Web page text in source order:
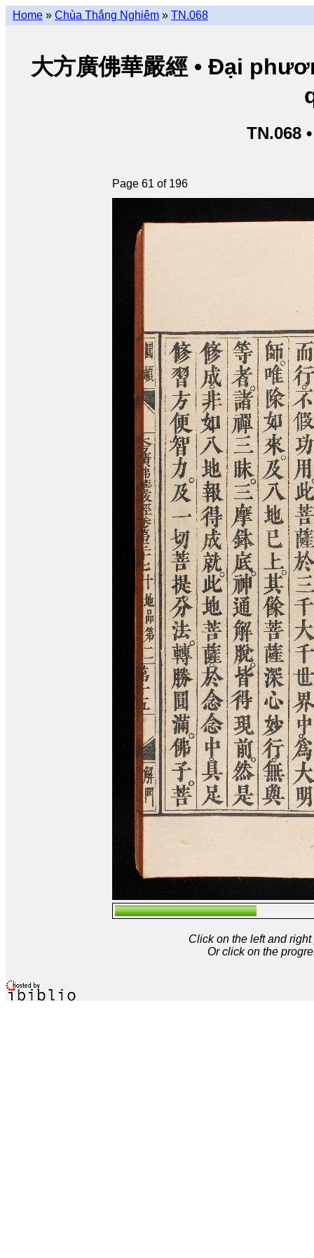
Home » Chùa Thắng Nghiêm » TN.068
大方廣佛華嚴經 • Đại
TN.068
Page 61 of 196
Click on the left and
Or click on the